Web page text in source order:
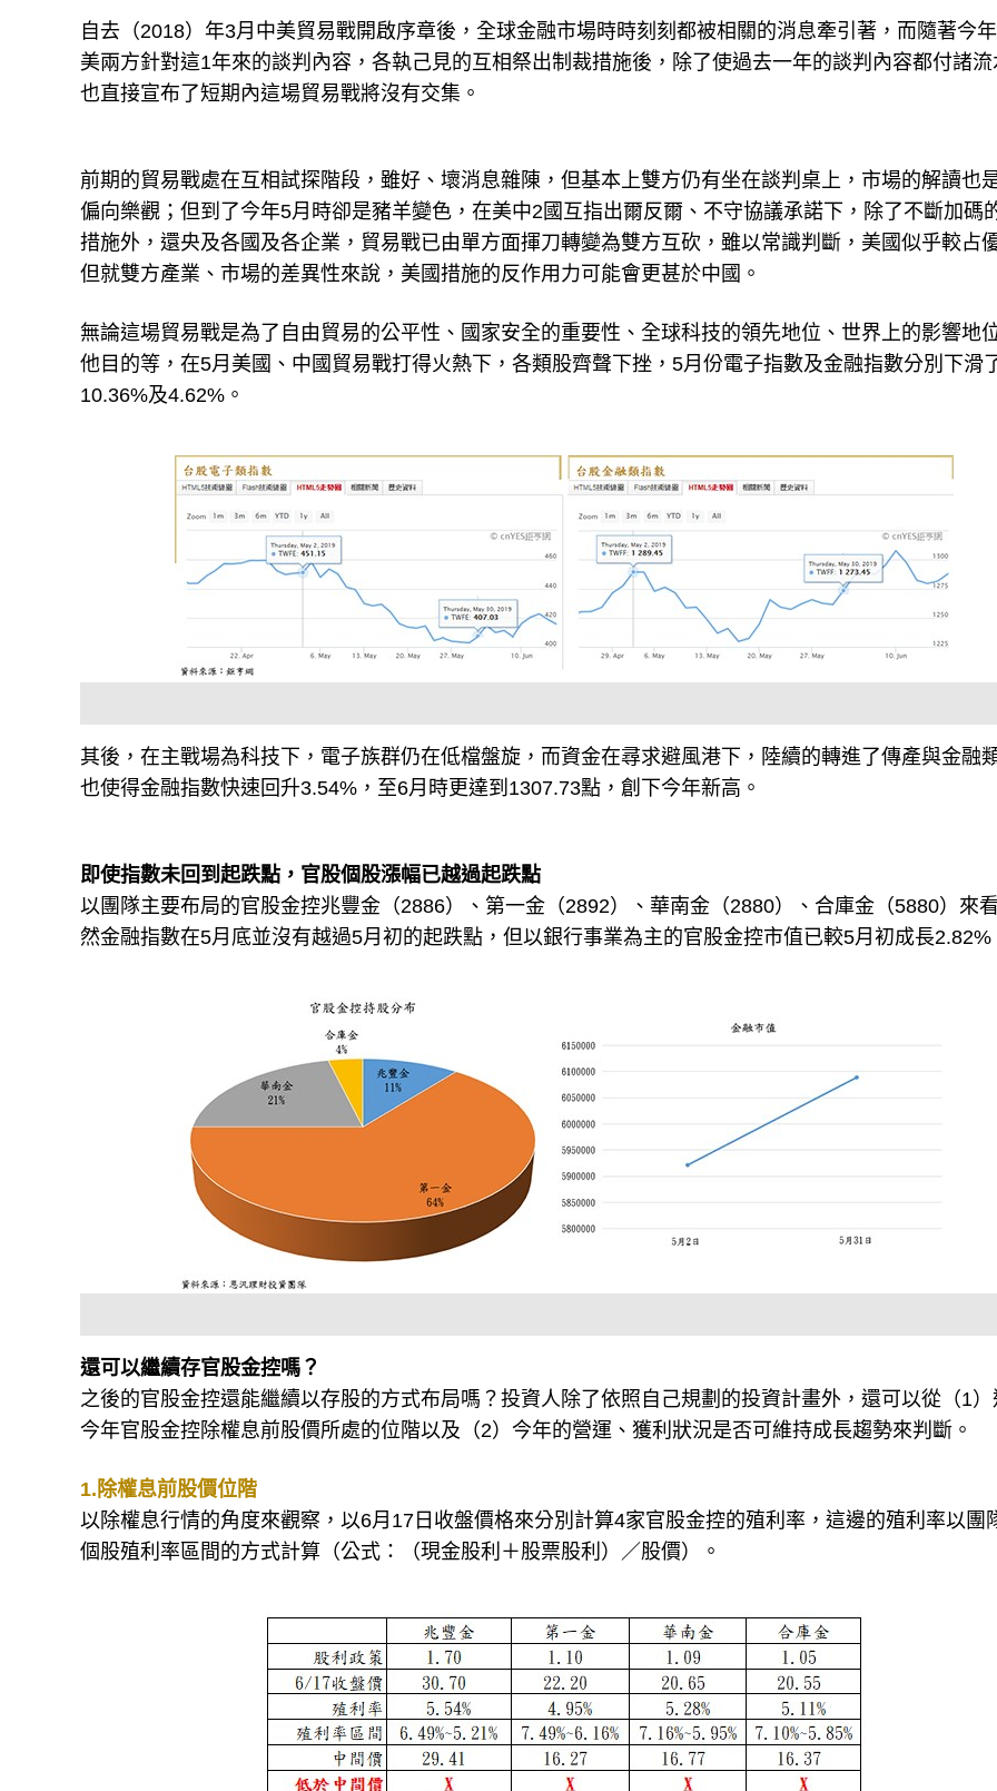
自去（2018）年3月中美貿易戰開啟序章後，全球金融市場時時刻刻都被相關的消息牽引著，而隨著今
美兩方針對這1年來的談判內容，各執己見的互相祭出制裁措施後，除了使過去一年的談判內容都付諸流
也直接宣布了短期內這場貿易戰將沒有交集。
前期的貿易戰處在互相試探階段，雖好、壞消息雜陳，但基本上雙方仍有坐在談判桌上，市場的解讀也
偏向樂觀；但到了今年5月時卻是豬羊變色，在美中2國互指出爾反爾、不守協議承諾下，除了不斷加碼
措施外，還央及各國及各企業，貿易戰已由單方面揮刀轉變為雙方互砍，雖以常識判斷，美國似乎較占
但就雙方產業、市場的差異性來說，美國措施的反作用力可能會更甚於中國。
無論這場貿易戰是為了自由貿易的公平性、國家安全的重要性、全球科技的領先地位、世界上的影響地
他目的等，在5月美國、中國貿易戰打得火熱下，各類股齊聲下挫，5月份電子指數及金融指數分別下滑
10.36%及4.62%。
其後，在主戰場為科技下，電子族群仍在低檔盤旋，而資金在尋求避風港下，陸續的轉進了傳產與金融
也使得金融指數快速回升3.54%，至6月時更達到1307.73點，創下今年新高。
即使指數未回到起跌點，官股個股漲幅已越過起跌點
以團隊主要布局的官股金控兆豐金（2886）、第一金（2892）、華南金（2880）、合庫金（5880）來
然金融指數在5月底並沒有越過5月初的起跌點，但以銀行事業為主的官股金控市值已較5月初成長2.82%
還可以繼續存官股金控嗎？
之後的官股金控還能繼續以存股的方式布局嗎？投資人除了依照自己規劃的投資計畫外，還可以從（1）
今年官股金控除權息前股價所處的位階以及（2）今年的營運、獲利狀況是否可維持成長趨勢來判斷。
1.除權息前股價位階
以除權息行情的角度來觀察，以6月17日收盤價格來分別計算4家官股金控的殖利率，這邊的殖利率以團
個股殖利率區間的方式計算（公式：（現金股利＋股票股利）／股價）。